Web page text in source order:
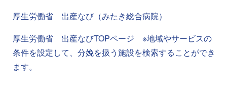
厚生労働省 出産なび（みたき総合病院）
厚生労働省 出産なびTOPページ ※地域やサービスの
条件を設定して、分娩を扱う施設を検索することができ
ます。